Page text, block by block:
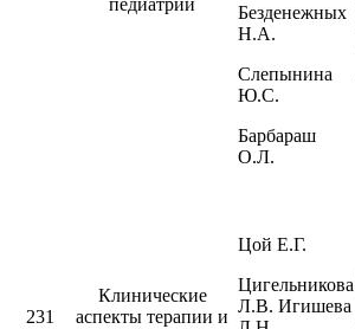
педиатрии
Безденежных
Н.А.
Слепынина
Ю.С.
Барбараш
О.Л.
231
Клинические
аспекты терапии и
Цой Е.Г.
Цигельникова
Л.В. Игишева